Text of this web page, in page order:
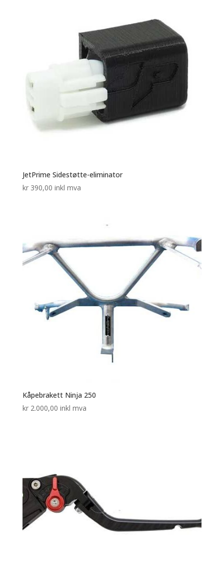
JetPrime Sidestøtte-eliminator
kr390,00 inkl mva
Kåpebrakett Ninja 250
kr2.000,00 inkl mva